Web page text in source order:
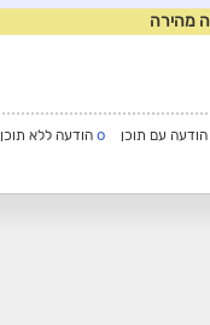
מהירה
הודעה עם תוכן o הודעה ללא תוכן